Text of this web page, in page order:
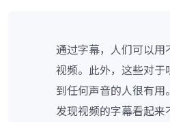
通过字幕，人们可以用
视频。此外，这些对于
到任何声音的人很有
发现视频的字幕看起